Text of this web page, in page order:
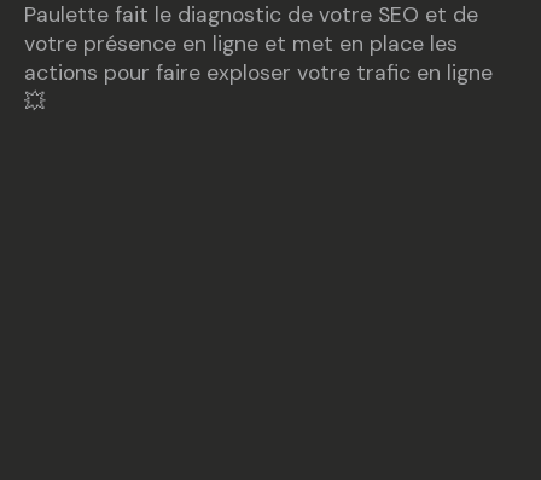
Paulette fait le diagnostic de votre SEO et de
votre présence en ligne et met en place les
actions pour faire exploser votre trafic en ligne
💥